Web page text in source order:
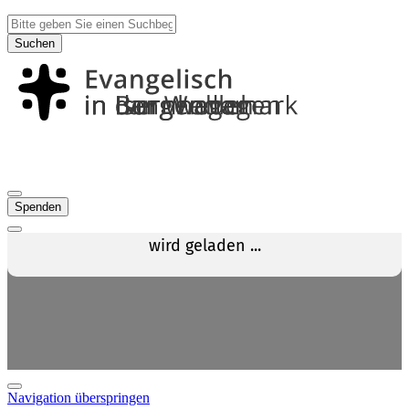
Suchen
Spenden
Navigation überspringen